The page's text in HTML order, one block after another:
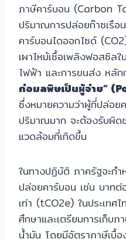
ภาษีคาร์บอน (Carbon
ปริมาณการปล่อยก๊าซเรือ
คาร์บอนไดออกไซด์
เผาไหม้เชื้อเพลิงฟอสซิล
ไฟฟ้า และการขนส่ง หลั
ก่อมลพิษเป็นผู้จ่าย”
ซึ่งหมายความว่าผู้ที่ปล่อย
ปริมาณมาก จะต้องรับผิ
แวดล้อมที่เกิดขึ้น
ในทางปฏิบัติ ภาครัฐจะก
ปล่อยคาร์บอน เช่น บาทต่
เท่า (tCO2e) ในประเทศ
ศึกษาและเตรียมการเก็บ
น้ำมัน โดยมีอัตราภาษีเบื้